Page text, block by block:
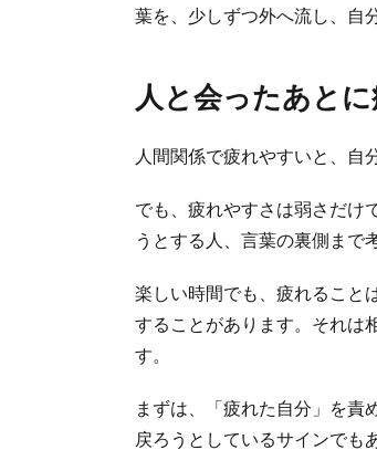
葉を、少しずつ外へ流し、自
人と会ったあと
人間関係で疲れやすいと、自
でも、疲れやすさは弱さだけ
うとする人、言葉の裏側まで
楽しい時間でも、疲れること
することがあります。それは
す。
まずは、「疲れた自分」を責
戻ろうとしているサインでも